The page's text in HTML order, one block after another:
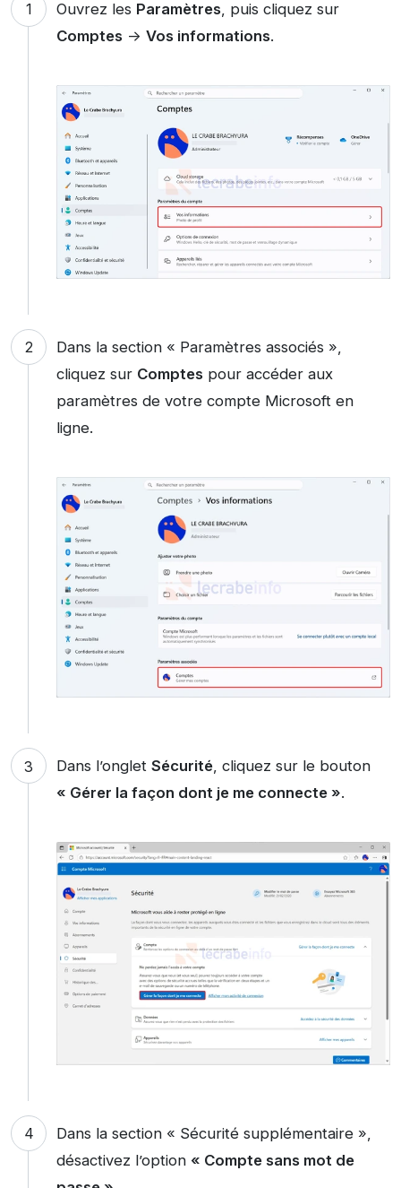
Ouvrez les Paramètres, puis cliquez sur
Comptes-> Vos informations.
Dans la section « Paramètres associés »,
cliquez sur Comptespour accéder aux
paramètres de votre compte Microsoft en
ligne.
Dans l’onglet Sécurité, cliquez sur le bouton
« Gérer la façon dont je me connecte ».
Dans la section « Sécurité supplémentaire »,
désactivez l’option « Compte sans mot de